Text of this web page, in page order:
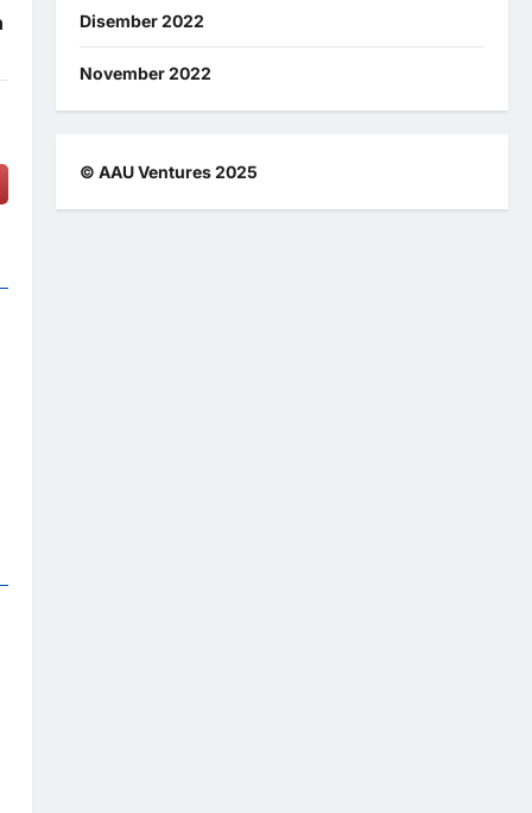
Disember 2022
November 2022
© AAU Ventures 2025